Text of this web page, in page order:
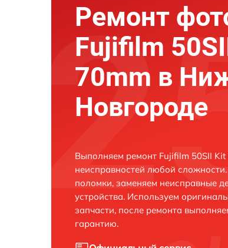
Ремонт
Fujifilm
70mm в
Новгороде
Выполняем ремонт Fujifilm 50SII
неисправностей любой
поломки, заменяем неисправные
устройства. Используем
запчасти, после ремонта
гарантию.